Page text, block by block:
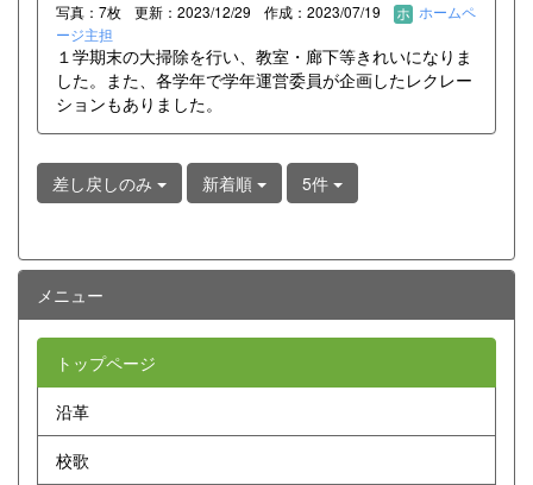
写真：7枚 更新：2023/12/29 作成：2023/07/19
ホームペ
ージ主担
１学期末の大掃除を行い、教室・廊下等きれいになりま
した。また、各学年で学年運営委員が企画したレクレー
ションもありました。
差し戻しのみ 新着順 5件
メニュー
トップページ
沿革
校歌